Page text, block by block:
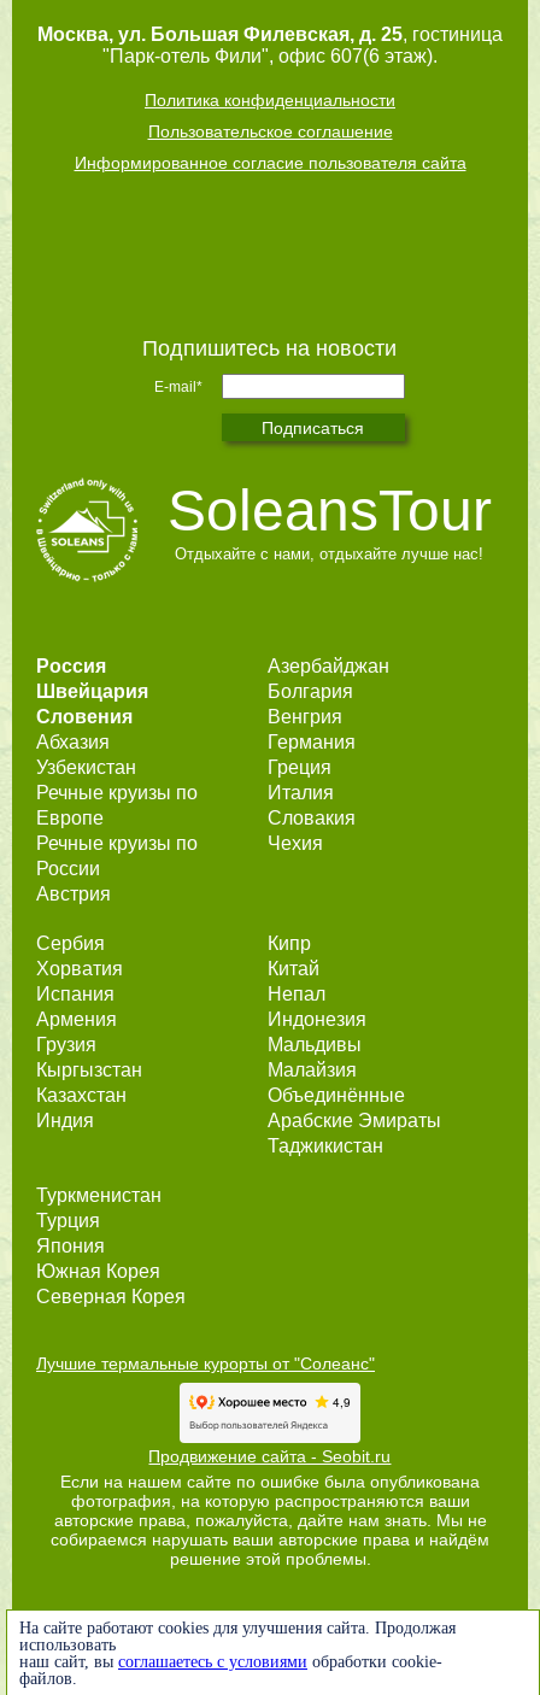
Москва, ул. Большая Филевская, д. 25, гостиница
"Парк-отель Фили", офис 607(6 этаж).
Политика конфиденциальности
Пользовательское соглашение
Информированное согласие пользователя сайта
Подпишитесь на новости
E-mail*
SoleansTour
Отдыхайте с нами, отдыхайте лучше нас!
Россия
Швейцария
Словения
Абхазия
Узбекистан
Речные круизы по
Европе
Речные круизы по
России
Австрия
Азербайджан
Болгария
Венгрия
Германия
Греция
Италия
Словакия
Чехия
Сербия
Хорватия
Испания
Армения
Грузия
Кыргызстан
Казахстан
Индия
Кипр
Китай
Непал
Индонезия
Мальдивы
Малайзия
Объединённые
Арабские Эмираты
Таджикистан
Туркменистан
Турция
Япония
Южная Корея
Северная Корея
Лучшие термальные курорты от "Солеанс"
Продвижение сайта - Seobit.ru
Если на нашем сайте по ошибке была опубликована
фотография, на которую распространяются ваши
авторские права, пожалуйста, дайте нам знать. Мы не
собираемся нарушать ваши авторские права и найдём
решение этой проблемы.
На сайте работают cookies для улучшения сайта. Продолжая
использовать
наш сайт, вы соглашаетесь с условиями обработки cookie-
файлов.